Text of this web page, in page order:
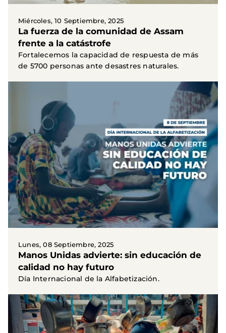
Miércoles, 10 Septiembre, 2025
La fuerza de la comunidad de Assam
frente a la catástrofe
Fortalecemos la capacidad de respuesta de más
de 5700 personas ante desastres naturales.
Lunes, 08 Septiembre, 2025
Manos Unidas advierte: sin educación de
calidad no hay futuro
Día Internacional de la Alfabetización.